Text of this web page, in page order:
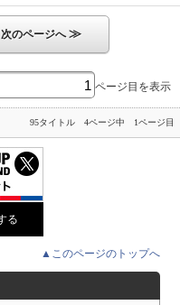
次のページへ≫
ページ目を表示
95タイトル 4ページ中 1ページ目
▲このページのトップへ